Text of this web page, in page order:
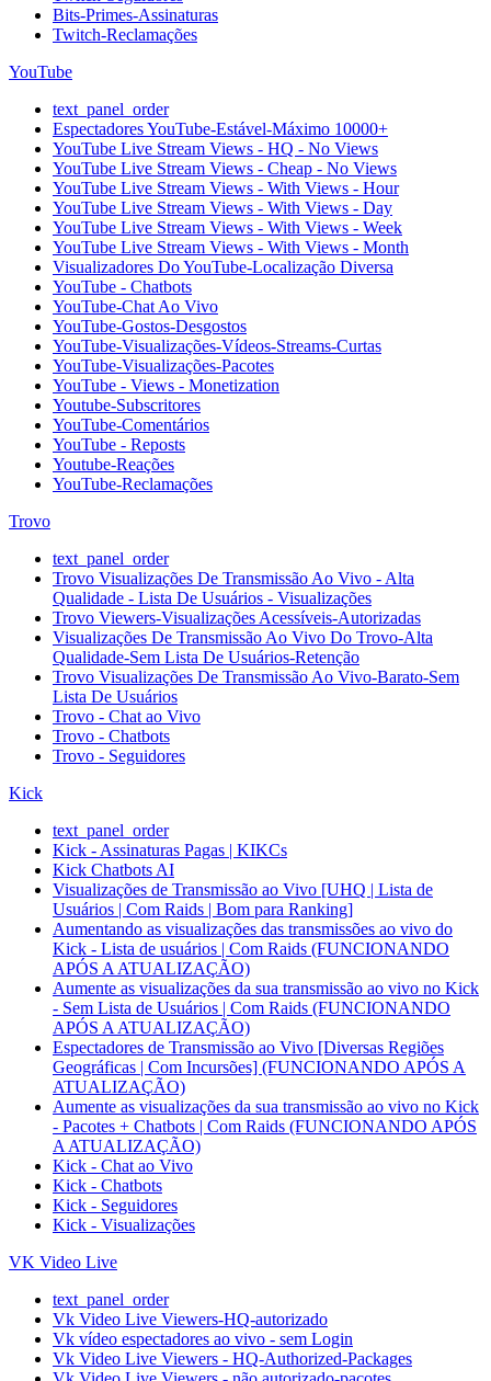
Bits-Primes-Assinaturas
Twitch-Reclamações
YouTube
text_panel_order
Espectadores YouTube-Estável-Máximo 10000+
YouTube Live Stream Views - HQ - No Views
YouTube Live Stream Views - Cheap - No Views
YouTube Live Stream Views - With Views - Hour
YouTube Live Stream Views - With Views - Day
YouTube Live Stream Views - With Views - Week
YouTube Live Stream Views - With Views - Month
Visualizadores Do YouTube-Localização Diversa
YouTube - Chatbots
YouTube-Chat Ao Vivo
YouTube-Gostos-Desgostos
YouTube-Visualizações-Vídeos-Streams-Curtas
YouTube-Visualizações-Pacotes
YouTube - Views - Monetization
Youtube-Subscritores
YouTube-Comentários
YouTube - Reposts
Youtube-Reações
YouTube-Reclamações
Trovo
text_panel_order
Trovo Visualizações De Transmissão Ao Vivo - Alta
Qualidade - Lista De Usuários - Visualizações
Trovo Viewers-Visualizações Acessíveis-Autorizadas
Visualizações De Transmissão Ao Vivo Do Trovo-Alta
Qualidade-Sem Lista De Usuários-Retenção
Trovo Visualizações De Transmissão Ao Vivo-Barato-Sem
Lista De Usuários
Trovo - Chat ao Vivo
Trovo - Chatbots
Trovo - Seguidores
Kick
text_panel_order
Kick - Assinaturas Pagas | KIKCs
Kick Chatbots AI
Visualizações de Transmissão ao Vivo [UHQ | Lista de
Usuários | Com Raids | Bom para Ranking]
Aumentando as visualizações das transmissões ao vivo do
Kick - Lista de usuários | Com Raids (FUNCIONANDO
APÓS A ATUALIZAÇÃO)
Aumente as visualizações da sua transmissão ao vivo no Kick
- Sem Lista de Usuários | Com Raids (FUNCIONANDO
APÓS A ATUALIZAÇÃO)
Espectadores de Transmissão ao Vivo [Diversas Regiões
Geográficas | Com Incursões] (FUNCIONANDO APÓS A
ATUALIZAÇÃO)
Aumente as visualizações da sua transmissão ao vivo no Kick
- Pacotes + Chatbots | Com Raids (FUNCIONANDO APÓS
A ATUALIZAÇÃO)
Kick - Chat ao Vivo
Kick - Chatbots
Kick - Seguidores
Kick - Visualizações
VK Video Live
text_panel_order
Vk Video Live Viewers-HQ-autorizado
Vk vídeo espectadores ao vivo - sem Login
Vk Video Live Viewers - HQ-Authorized-Packages